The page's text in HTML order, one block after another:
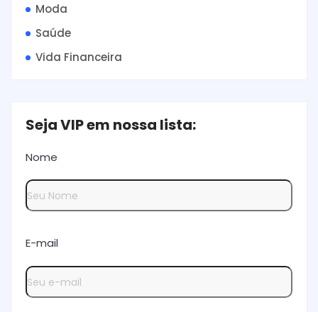
Moda
Saúde
Vida Financeira
Seja VIP em nossa lista:
Nome
E-mail